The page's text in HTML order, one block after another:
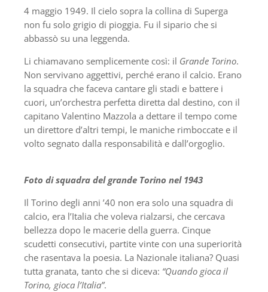
4 maggio 1949. Il cielo sopra la collina di Superga
non fu solo grigio di pioggia. Fu il sipario che si
abbassò su una leggenda.
Li chiamavano semplicemente così: il Grande Torino.
Non servivano aggettivi, perché erano il calcio. Erano
la squadra che faceva cantare gli stadi e battere i
cuori, un’orchestra perfetta diretta dal destino, con il
capitano Valentino Mazzola a dettare il tempo come
un direttore d’altri tempi, le maniche rimboccate e il
volto segnato dalla responsabilità e dall’orgoglio.
Foto di squadra del grande Torino nel 1943
Il Torino degli anni ’40 non era solo una squadra di
calcio, era l’Italia che voleva rialzarsi, che cercava
bellezza dopo le macerie della guerra. Cinque
scudetti consecutivi, partite vinte con una superiorità
che rasentava la poesia. La Nazionale italiana? Quasi
tutta granata, tanto che si diceva: “Quando gioca il
Torino, gioca l’Italia”.